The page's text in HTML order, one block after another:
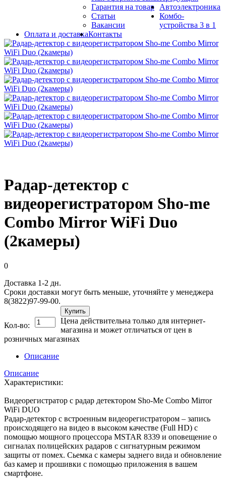
Гарантия на товар
Статьи
Вакансии
Оплата и доставкаКонтакты
Автоэлектроника
Комбо-
устройства 3 в 1
Радар-детектор с
видеорегистратором Sho-me
Combo Mirror WiFi Duo
(2камеры)
0
Доставка 1-2 дн.
Сроки доставки могут быть меньше, уточняйте у менеджера
8(3822)97-99-00.
Кол-во:
Купить
Цена действительна только для интернет-
магазина и может отличаться от цен в
розничных магазинах
Описание
Описание
Характеристики:
Видеорегистратор с радар детектором Sho-Me Combo Mirror
WiFi DUO
Радар-детектор с встроенным видеорегистратором – запись
происходящего на видео в высоком качестве (Full HD) с
помощью мощного процессора MSTAR 8339 и оповещение о
сигналах полицейских радаров c сигнатурным режимом
защиты от помех. Сьемка с камеры заднего вида и обновление
баз камер и прошивки с помощью приложения в вашем
смартфоне.